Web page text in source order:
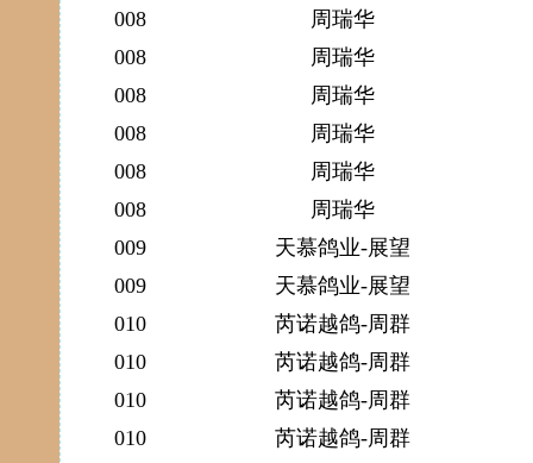
008
周瑞华
008
周瑞华
008
周瑞华
008
周瑞华
008
周瑞华
008
周瑞华
009
天慕鸽业-展望
009
天慕鸽业-展望
010
芮诺越鸽-周群
010
芮诺越鸽-周群
010
芮诺越鸽-周群
010
芮诺越鸽-周群